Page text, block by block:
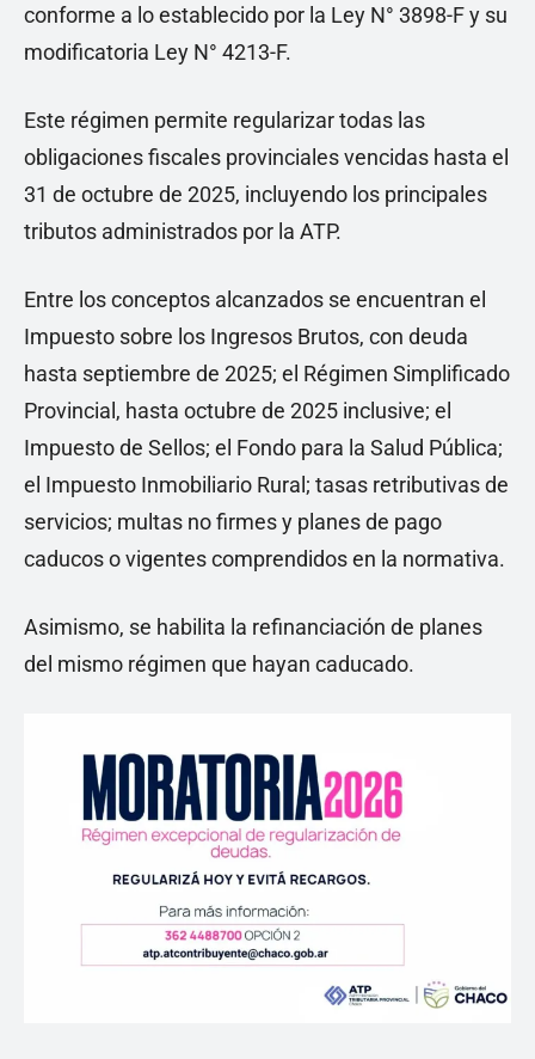
conforme a lo establecido por la Ley N° 3898-F y su
modificatoria Ley N° 4213-F.
Este régimen permite regularizar todas las
obligaciones fiscales provinciales vencidas hasta el
31 de octubre de 2025, incluyendo los principales
tributos administrados por la ATP.
Entre los conceptos alcanzados se encuentran el
Impuesto sobre los Ingresos Brutos, con deuda
hasta septiembre de 2025; el Régimen Simplificado
Provincial, hasta octubre de 2025 inclusive; el
Impuesto de Sellos; el Fondo para la Salud Pública;
el Impuesto Inmobiliario Rural; tasas retributivas de
servicios; multas no firmes y planes de pago
caducos o vigentes comprendidos en la normativa.
Asimismo, se habilita la refinanciación de planes
del mismo régimen que hayan caducado.